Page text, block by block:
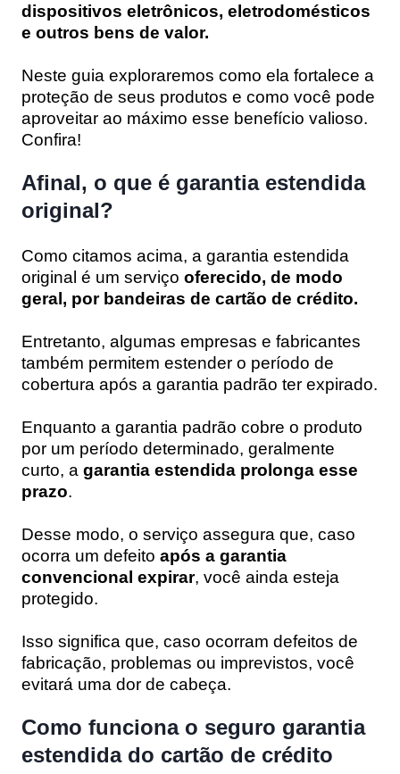
dispositivos eletrônicos, eletrodomésticos
e outros bens de valor.
Neste guia exploraremos como ela fortalece a
proteção de seus produtos e como você pode
aproveitar ao máximo esse benefício valioso.
Confira!
Afinal, o que é garantia estendida
original?
Como citamos acima, a garantia estendida
original é um serviço oferecido, de modo
geral, por bandeiras de cartão de crédito.
Entretanto, algumas empresas e fabricantes
também permitem estender o período de
cobertura após a garantia padrão ter expirado.
Enquanto a garantia padrão cobre o produto
por um período determinado, geralmente
curto, a garantia estendida prolonga esse
prazo.
Desse modo, o serviço assegura que, caso
ocorra um defeito após a garantia
convencional expirar, você ainda esteja
protegido.
Isso significa que, caso ocorram defeitos de
fabricação, problemas ou imprevistos, você
evitará uma dor de cabeça.
Como funciona o seguro garantia
estendida do cartão de crédito